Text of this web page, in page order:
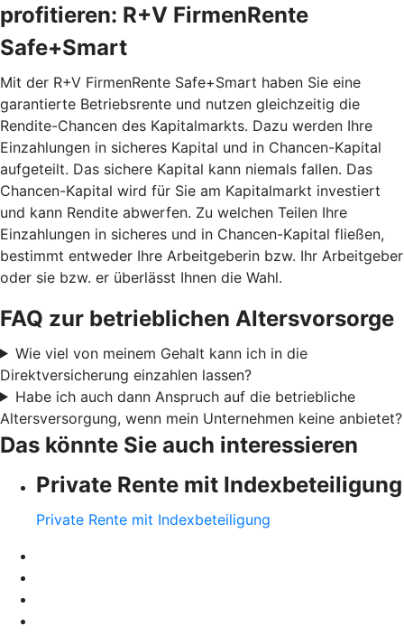
profitieren: R+V FirmenRente
Safe+Smart
Mit der R+V FirmenRente Safe+Smart haben Sie eine
garantierte Betriebsrente und nutzen gleichzeitig die
Rendite-Chancen des Kapitalmarkts. Dazu werden Ihre
Einzahlungen in sicheres Kapital und in Chancen-Kapital
aufgeteilt. Das sichere Kapital kann niemals fallen. Das
Chancen-Kapital wird für Sie am Kapitalmarkt investiert
und kann Rendite abwerfen. Zu welchen Teilen Ihre
Einzahlungen in sicheres und in Chancen-Kapital fließen,
bestimmt entweder Ihre Arbeitgeberin bzw. Ihr Arbeitgeber
oder sie bzw. er überlässt Ihnen die Wahl.
FAQ zur betrieblichen Altersvorsorge
Wie viel von meinem Gehalt kann ich in die
Direktversicherung einzahlen lassen?
Habe ich auch dann Anspruch auf die betriebliche
Altersversorgung, wenn mein Unternehmen keine anbietet?
Das könnte Sie auch interessieren
Private Rente mit Indexbeteiligung
Private Rente mit Indexbeteiligung